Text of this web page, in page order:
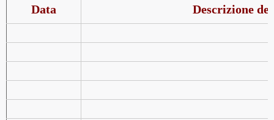
Data Descrizione